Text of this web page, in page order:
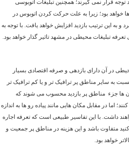
قرار نمی گیرند؛ همچنین تبلیغات اتوبوسی
خواهد بود؛ زیرا به علت حرکت کردن اتوبوس در
به این ترتیب بازدید افزایش خواهد یافت. با توجه به
تعرفه تبلیغات محیطی در مشهد تاثیر گذار خواهد بود.
در آن دارای بازدهی و صرفه اقتصادی بسیار
به سایر مناطق پر ترافیک تر و یا کم ترافیک تر
ها جزء مناطق پر بازدید محسوب می شوند که
اما در مقابل مکان هایی مانند پیاده رو ها به اندازه
داشت. با این تفاسیر طبیعی است که تعرفه اجاره
متفاوت باشد و این هزینه در مناطق پر جمعیت و
خواهد بود.